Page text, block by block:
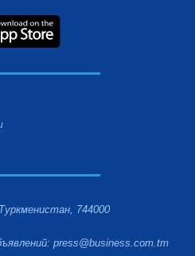
744000
press@business.com.tm